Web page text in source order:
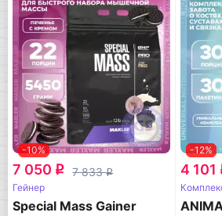
-10%
7 050 q 7 833q
Гейнер
Special Mass Gainer
-12%
4 101